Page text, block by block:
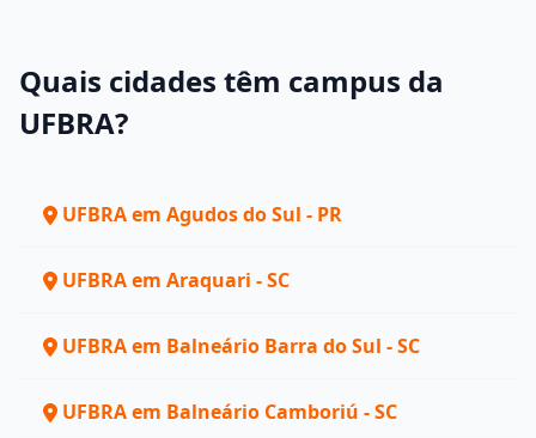
Quais cidades têm campus da
UFBRA?
UFBRA em Agudos do Sul - PR
UFBRA em Araquari - SC
UFBRA em Balneário Barra do Sul - SC
UFBRA em Balneário Camboriú - SC